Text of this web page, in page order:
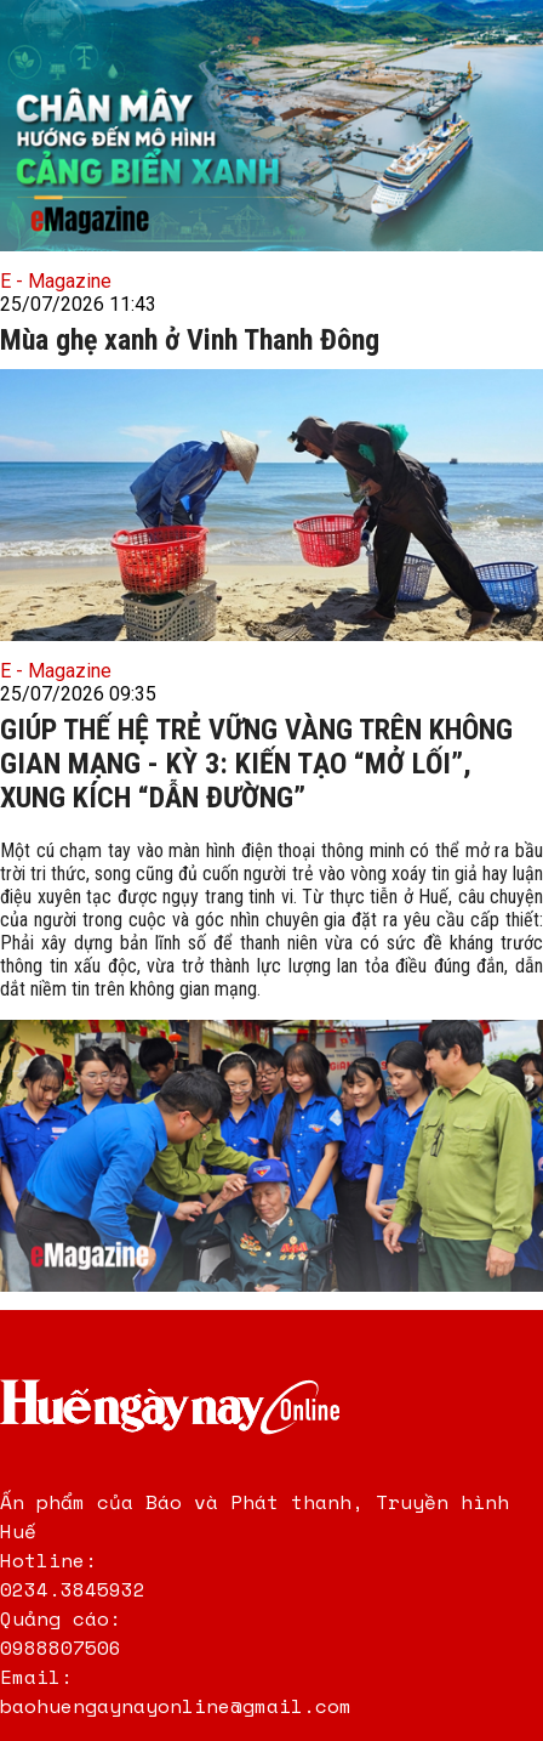
E - Magazine
25/07/2026 11:43
Mùa ghẹ xanh ở Vinh Thanh Đông
E - Magazine
25/07/2026 09:35
GIÚP THẾ HỆ TRẺ VỮNG VÀNG TRÊN KHÔNG
GIAN MẠNG - KỲ 3: KIẾN TẠO “MỞ LỐI”,
XUNG KÍCH “DẪN ĐƯỜNG”
Một cú chạm tay vào màn hình điện thoại thông minh có thể mở ra bầu
trời tri thức, song cũng đủ cuốn người trẻ vào vòng xoáy tin giả hay luận
điệu xuyên tạc được ngụy trang tinh vi. Từ thực tiễn ở Huế, câu chuyện
của người trong cuộc và góc nhìn chuyên gia đặt ra yêu cầu cấp thiết:
Phải xây dựng bản lĩnh số để thanh niên vừa có sức đề kháng trước
thông tin xấu độc, vừa trở thành lực lượng lan tỏa điều đúng đắn, dẫn
dắt niềm tin trên không gian mạng.
Ấn phẩm của Báo và Phát thanh, Truyền hình
Huế
Hotline:
0234.3845932
Quảng cáo:
0988807506
Email:
baohuengaynayonline@gmail.com